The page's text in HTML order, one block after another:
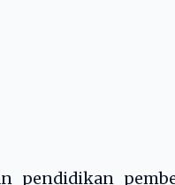
pendidikan